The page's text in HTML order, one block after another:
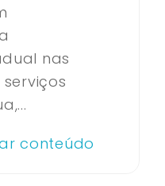
nas
conteúdo